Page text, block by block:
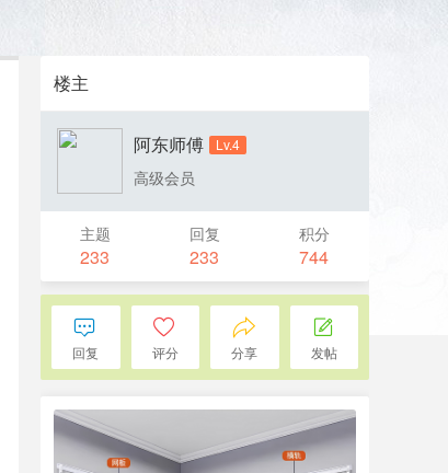
楼主
阿东师傅 Lv.4
高级会员
主题
233
回复
233
积分
744
回复 评分 分享 发帖